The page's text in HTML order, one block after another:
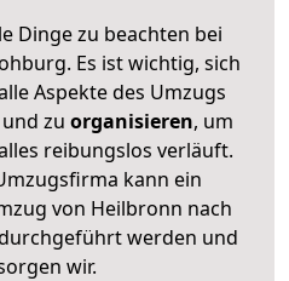
Dinge zu beachten bei
Es ist wichtig, sich
Aspekte des Umzugs
und zu organisieren, um
reibungslos verläuft.
kann ein
von Heilbronn nach
werden und
wir.